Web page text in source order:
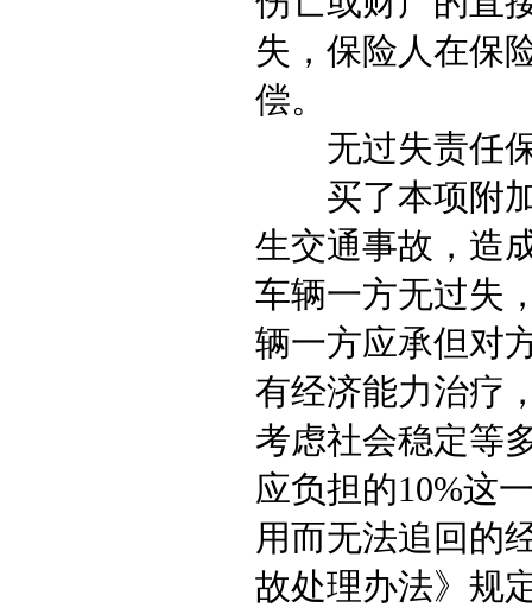
失，保险人在保
偿。
无过失责任保
买了本项附加
生交通事故，造
车辆一方无过失
辆一方应承但对
有经济能力治疗
考虑社会稳定等
应负担的10%这
用而无法追回的
故处理办法》规